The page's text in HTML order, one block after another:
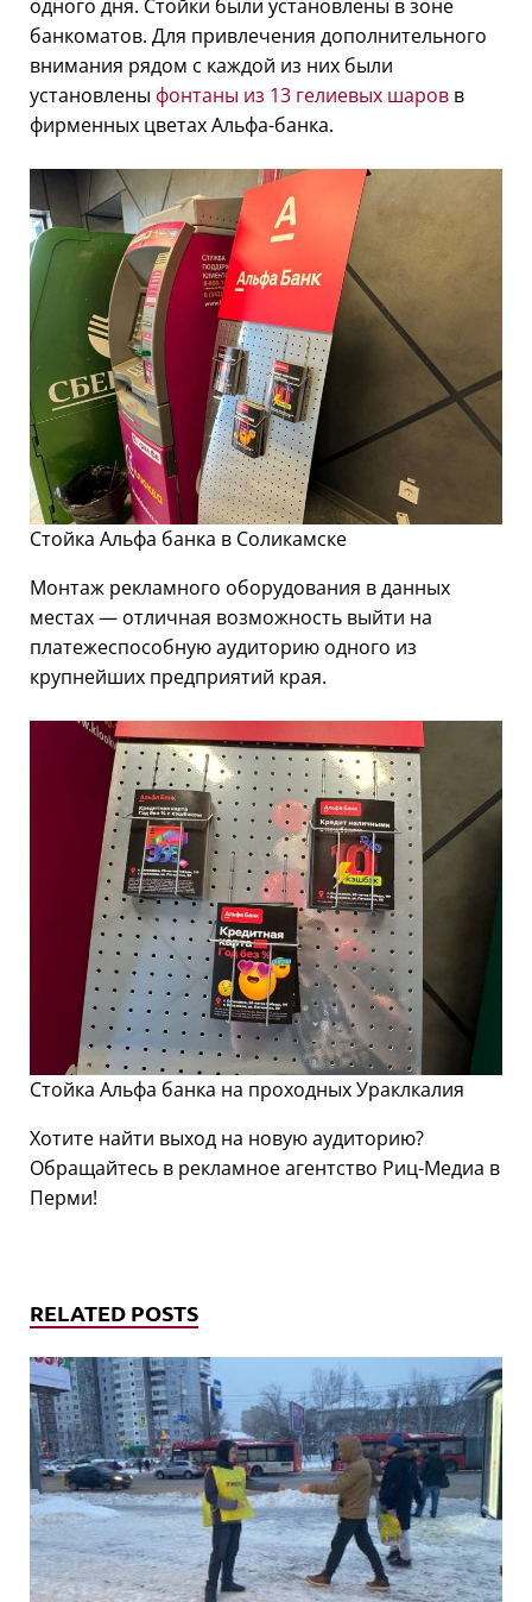
одного дня. Стойки были установлены в зоне
банкоматов. Для привлечения дополнительного
внимания рядом с каждой из них были
установлены фонтаны из 13 гелиевых шаров в
фирменных цветах Альфа-банка.
Стойка Альфа банка в Соликамске
Монтаж рекламного оборудования в данных
местах — отличная возможность выйти на
платежеспособную аудиторию одного из
крупнейших предприятий края.
Стойка Альфа банка на проходных Ураклкалия
Хотите найти выход на новую аудиторию?
Обращайтесь в рекламное агентство Риц-Медиа в
Перми!
RELATED POSTS